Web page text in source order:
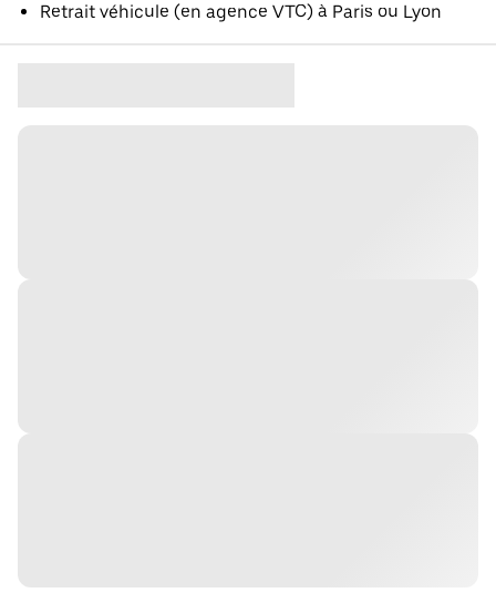
Retrait véhicule (en agence VTC) à Paris ou Lyon